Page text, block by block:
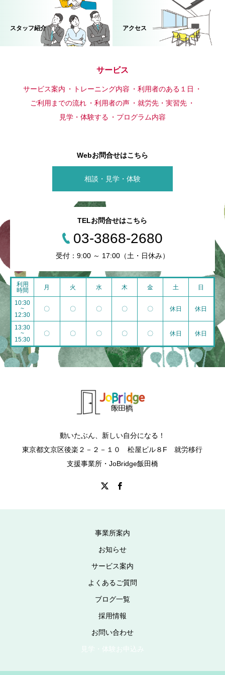
スタッフ紹介 アクセス
サービス
サービス案内 トレーニング内容
利用者のある１日
ご利用までの流れ
利用者の声
就労先・実習先
見学・体験する
プログラム内容
Webお問合せはこちら
相談・見学・体験
TELお問合せはこちら
03-3868-2680
受付：9:00 ～ 17:00（土・日休み）
利用
時間
月 火 水 木 金 土 日
10:30
~
12:30
〇 〇 〇 〇 〇 休日 休日
13:30
~
15:30
〇 〇 〇 〇 〇 休日 休日
動いたぶん、新しい自分になる！
東京都文京区後楽２－２－１０ 松屋ビル８F 就労移行
支援事業所・JoBridge飯田橋
事業所案内
お知らせ
サービス案内
よくあるご質問
ブログ一覧
採用情報
お問い合わせ
見学・体験お申込み